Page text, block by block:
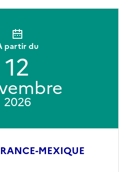
MEXIQUE
partir du
12
2026